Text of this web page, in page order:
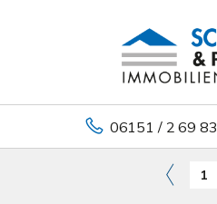
06151 / 2 69 83
1